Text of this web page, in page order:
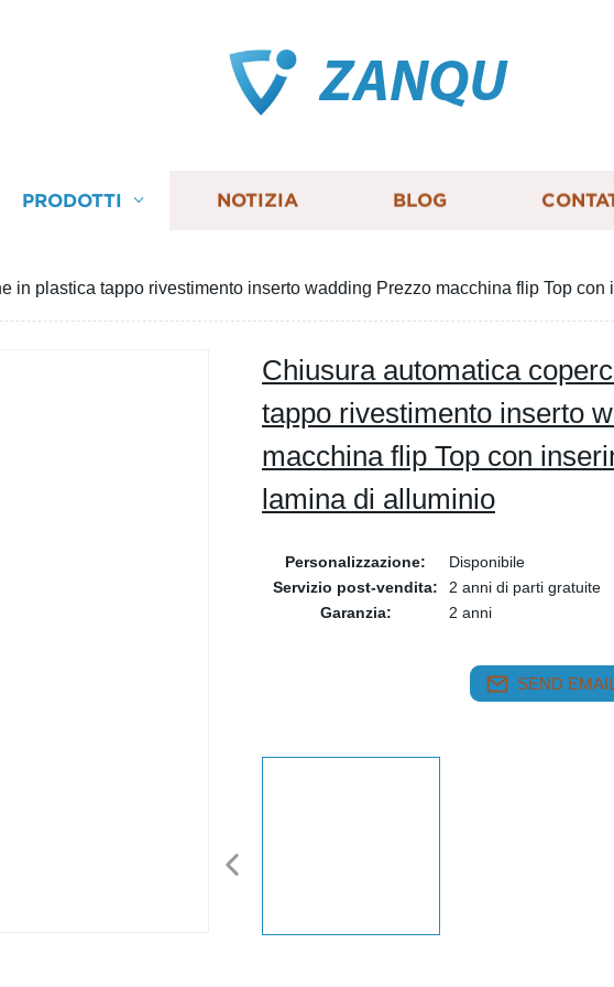
ZANQU
PRODOTTI NOTIZIA BLOG
in plastica tappo rivestimento inserto wadding Prezzo macchina flip Top
Chiusura automatica
tappo rivestimento inserto
macchina flip Top con
lamina di alluminio
Personalizzazione:
Disponibile
Servizio post-vendita:
2 anni di parti gratuite
Garanzia:
2 anni
SEND